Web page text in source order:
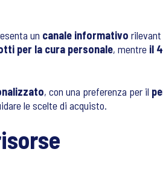
un canale informativo rilevant
per la cura personale, mentre il
, con una preferenza per il
le scelte di acquisto.